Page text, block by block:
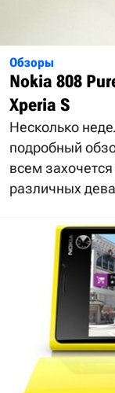
Обзоры
Nokia 808
Xperia S
Несколько
подробный
всем захочется
различных